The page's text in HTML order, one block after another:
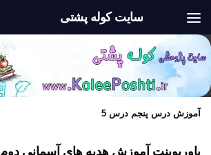
سایت کوله پشتی
آموزش درس پنجم درس 5
پاورپوینت آموزش هدیه های آسمانی دوم